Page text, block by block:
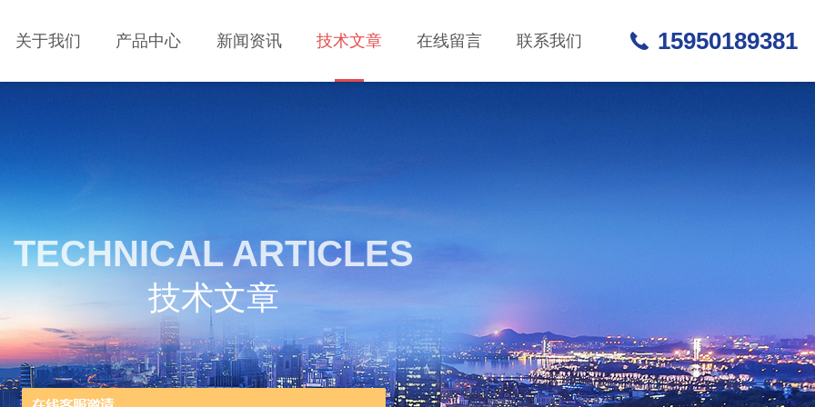
关于我们 产品中心 新闻资讯 技术文章 在线留言 联系我们 15950189381
TECHNICAL ARTICLES
技术文章